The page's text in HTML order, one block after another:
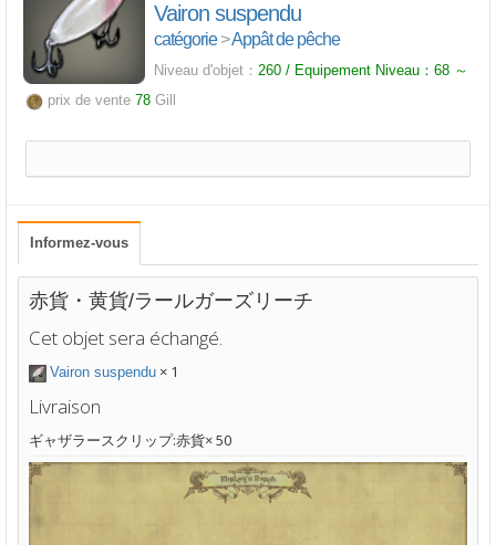
Vairon suspendu
catégorie>Appât de pêche
Niveau d'objet： 260 / Equipement Niveau： 68 ～
prix de vente 78 Gill
Informez-vous
赤貨・黄貨/ラールガーズリーチ
Cet objet sera échangé.
Vairon suspendu × 1
Livraison
ギャザラースクリップ:赤貨× 50